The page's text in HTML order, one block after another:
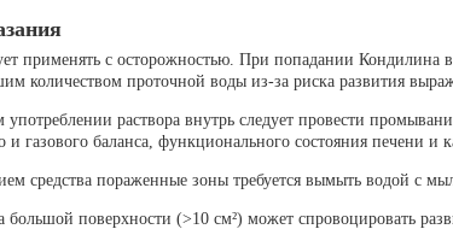
применять с осторожностью. При попадании Кондилина
количеством проточной воды из-за риска развития
раствора внутрь следует провести
и газового баланса, функционального состояния печени и
средства пораженные зоны требуется вымыть водой с
поверхности (>10 см²) может спровоцировать